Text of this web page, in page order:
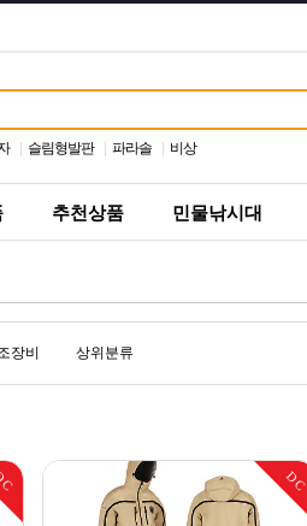
슬림형발판 파라솔 비상
추천상품 민물낚시대
장비 상위분류
DC